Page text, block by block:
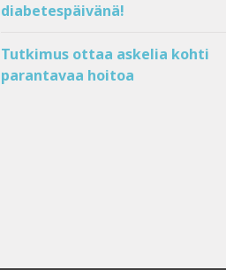
diabetespäivänä!
Tutkimus ottaa askelia kohti
parantavaa hoitoa